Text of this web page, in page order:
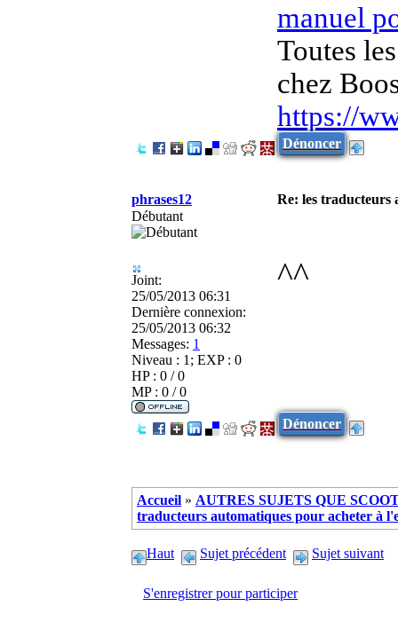
manuel
Toutes
chez
https://
Dénoncer
phrases12
Re: les traducteurs
Débutant
Joint:
25/05/2013 06:31
Dernière connexion:
25/05/2013 06:32
Messages: 1
Niveau : 1; EXP : 0
HP : 0 / 0
MP : 0 / 0
^^
Dénoncer
Accueil » AUTRES SUJETS QUE
traducteurs automatiques pour acheter à
Haut Sujet précédent Sujet suivant
S'enregistrer pour participer